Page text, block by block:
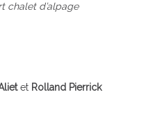
chalet d’alpage
et Rolland Pierrick